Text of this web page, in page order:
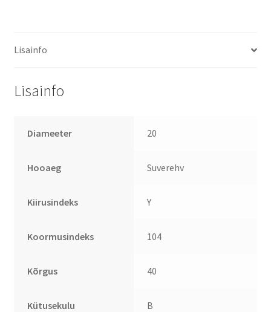
Lisainfo
Lisainfo
Diameeter 20
Hooaeg Suverehv
Kiirusindeks Y
Koormusindeks 104
Kõrgus 40
Kütusekulu B